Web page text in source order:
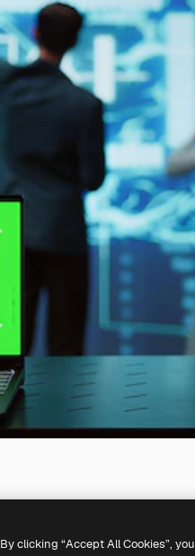
By clicking “Accept All Cookies”,